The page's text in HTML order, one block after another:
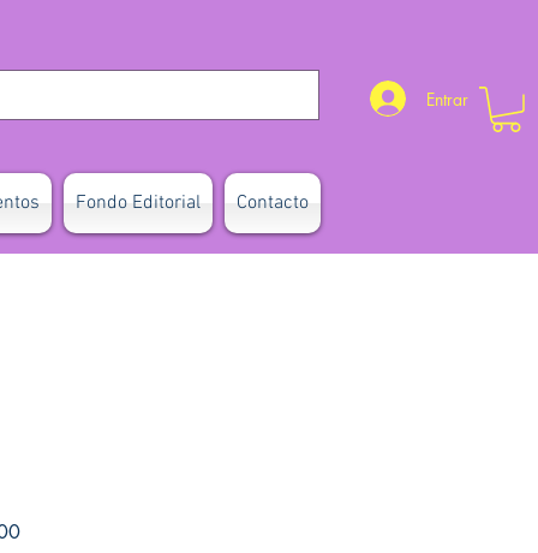
Entrar
Fondo Editorial Contacto
Precio de oferta